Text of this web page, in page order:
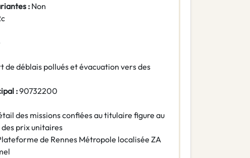
: Non
de déblais pollués et évacuation vers des
:90732200
des missions confiées au titulaire figure au
prix unitaires
de Rennes Métropole localisée ZA